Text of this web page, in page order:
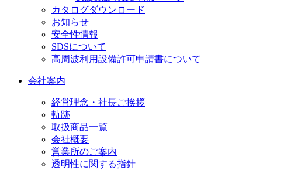
カタログダウンロード
お知らせ
安全性情報
SDSについて
高周波利用設備許可申請書について
会社案内
経営理念・社長ご挨拶
軌跡
取扱商品一覧
会社概要
営業所のご案内
透明性に関する指針